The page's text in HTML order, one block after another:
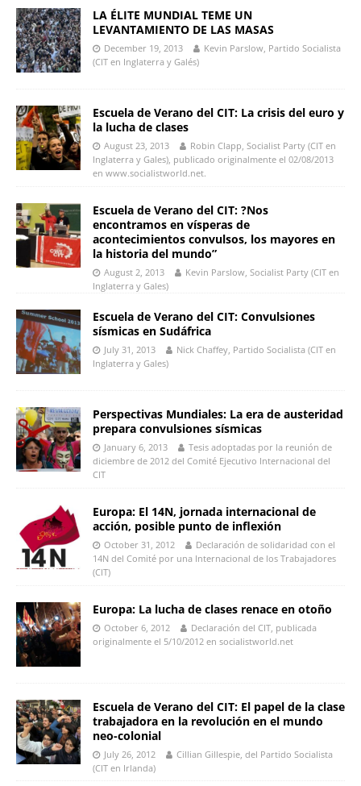
LA ÉLITE MUNDIAL TEME UN
LEVANTAMIENTO DE LAS MASAS
December 19, 2013
Kevin Parslow, Partido Socialista
(CIT en Inglaterra y Galés)
Escuela de Verano del CIT: La crisis del euro y
la lucha de clases
August 23, 2013
Robin Clapp, Socialist Party (CIT en
Inglaterra y Gales), publicado originalmente el 02/08/2013
en www.socialistworld.net.
Escuela de Verano del CIT: ?Nos
encontramos en vísperas de
acontecimientos convulsos, los mayores en
la historia del mundo”
August 2, 2013
Kevin Parslow, Socialist Party (CIT en
Inglaterra y Gales)
Escuela de Verano del CIT: Convulsiones
sísmicas en Sudáfrica
July 31, 2013
Nick Chaffey, Partido Socialista (CIT en
Inglaterra y Gales)
Perspectivas Mundiales: La era de austeridad
prepara convulsiones sísmicas
January 6, 2013
Tesis adoptadas por la reunión de
diciembre de 2012 del Comité Ejecutivo Internacional del
CIT
Europa: El 14N, jornada internacional de
acción, posible punto de inflexión
October 31, 2012
Declaración de solidaridad con el
14N del Comité por una Internacional de los Trabajadores
(CIT)
Europa: La lucha de clases renace en otoño
October 6, 2012
Declaración del CIT, publicada
originalmente el 5/10/2012 en socialistworld.net
Escuela de Verano del CIT: El papel de la clase
trabajadora en la revolución en el mundo
neo-colonial
July 26, 2012
Cillian Gillespie, del Partido Socialista
(CIT en Irlanda)